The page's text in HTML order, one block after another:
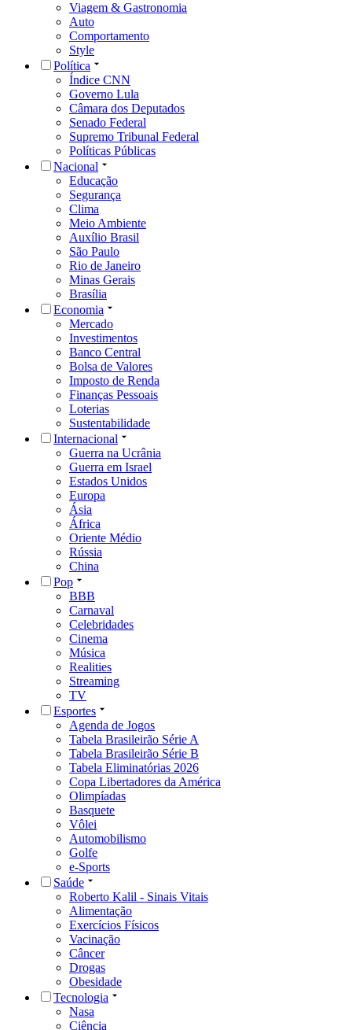
Viagem & Gastronomia
Auto
Comportamento
Style
Política
Índice CNN
Governo Lula
Câmara dos Deputados
Senado Federal
Supremo Tribunal Federal
Políticas Públicas
Nacional
Educação
Segurança
Clima
Meio Ambiente
Auxílio Brasil
São Paulo
Rio de Janeiro
Minas Gerais
Brasília
Economia
Mercado
Investimentos
Banco Central
Bolsa de Valores
Imposto de Renda
Finanças Pessoais
Loterias
Sustentabilidade
Internacional
Guerra na Ucrânia
Guerra em Israel
Estados Unidos
Europa
Ásia
África
Oriente Médio
Rússia
China
Pop
BBB
Carnaval
Celebridades
Cinema
Música
Realities
Streaming
TV
Esportes
Agenda de Jogos
Tabela Brasileirão Série A
Tabela Brasileirão Série B
Tabela Eliminatórias 2026
Copa Libertadores da América
Olimpíadas
Basquete
Vôlei
Automobilismo
Golfe
e-Sports
Saúde
Roberto Kalil - Sinais Vitais
Alimentação
Exercícios Físicos
Vacinação
Câncer
Drogas
Obesidade
Tecnologia
Nasa
Ciência